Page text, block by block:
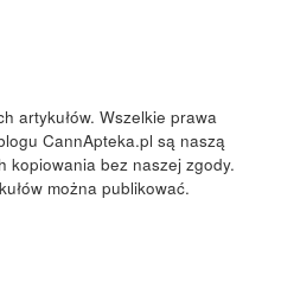
artykułów. Wszelkie prawa
CannApteka.pl są naszą
kopiowania bez naszej zgody.
można publikować.